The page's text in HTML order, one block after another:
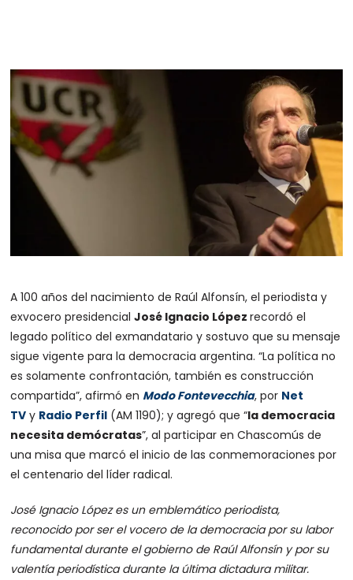
A 100 años del nacimiento de Raúl Alfonsín, el periodista y
exvocero presidencialJosé Ignacio Lópezrecordó el
legado político del exmandatario y sostuvo que su mensaje
sigue vigente para la democracia argentina. “La política no
es solamente confrontación, también es construcción
compartida”, afirmó en Modo Fontevecchia, por Net
TV y Radio Perfil (AM 1190); y agregó que “la democracia
necesita demócratas”, al participar en Chascomús de
una misa que marcó el inicio de las conmemoraciones por
el centenario del líder radical.
José Ignacio López es un emblemático periodista,
reconocido por ser el vocero de la democracia por su labor
fundamental durante el gobierno de Raúl Alfonsín y por su
valentía periodística durante la última dictadura militar.